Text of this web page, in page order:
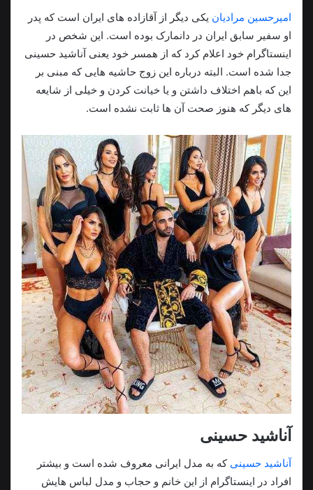
امیرحسین مرادیان یکی دیگر از آقازاده های ایران است که پدر
او سفیر سابق ایران در دانمارک بوده است. این شخص در
اینستاگرام خود اعلام کرد که از همسر خود یعنی آناشید حسینی
جدا شده است. البته درباره این زوج حاشیه هایی که مبنی بر
این که باهم اختلاف داشتن و یا خیانت کردن و خیلی از شایعه
های دیگر که هنوز صحت آن ها ثابت نشده است.
آناشید حسینی
آناشید حسینی که به مدل ایرانی معروف شده است و بیشتر
افراد در اینستاگرام از این خانم و حجاب و مدل لباس هایش